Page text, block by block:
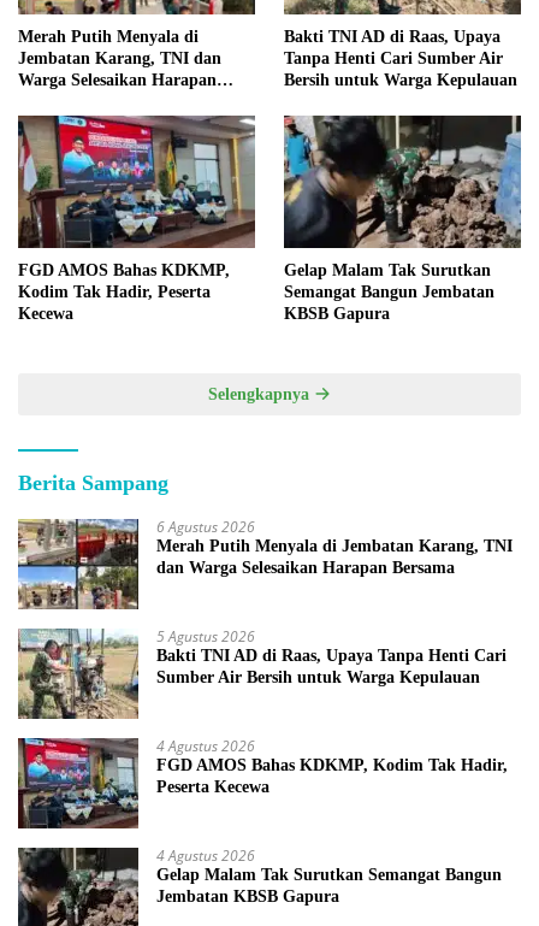
Merah Putih Menyala di
Jembatan Karang, TNI dan
Warga Selesaikan Harapan
Bakti TNI AD di Raas, Upaya
Tanpa Henti Cari Sumber Air
Bersih untuk Warga Kepulauan
FGD AMOS Bahas KDKMP,
Kodim Tak Hadir, Peserta
Kecewa
Gelap Malam Tak Surutkan
Semangat Bangun Jembatan
KBSB Gapura
Selengkapnya
Berita Sampang
6 Agustus 2026
Merah Putih Menyala di Jembatan Karang, TNI
dan Warga Selesaikan Harapan Bersama
5 Agustus 2026
Bakti TNI AD di Raas, Upaya Tanpa Henti Cari
Sumber Air Bersih untuk Warga Kepulauan
4 Agustus 2026
FGD AMOS Bahas KDKMP, Kodim Tak Hadir,
Peserta Kecewa
4 Agustus 2026
Gelap Malam Tak Surutkan Semangat Bangun
Jembatan KBSB Gapura